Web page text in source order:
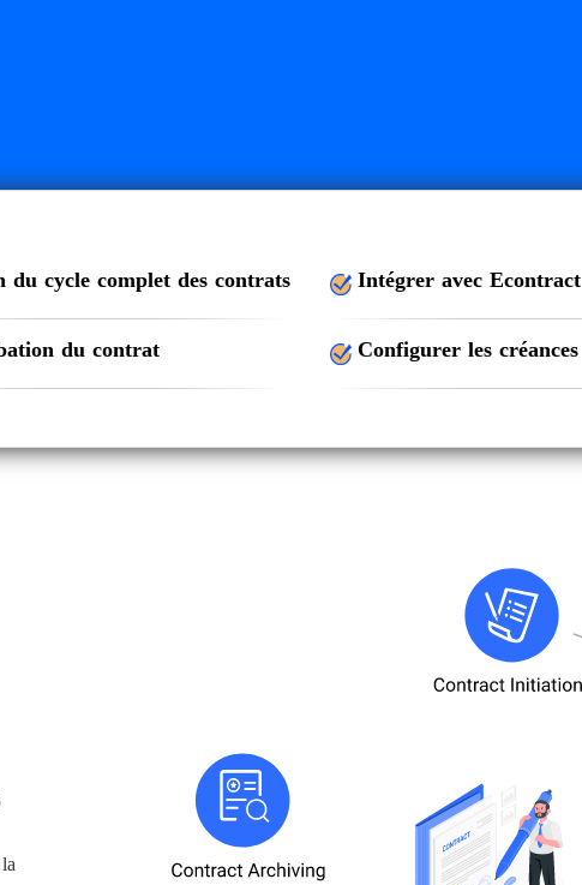
du cycle complet des contrats Intégrer avec Econtract
du contrat Configurer les créances